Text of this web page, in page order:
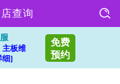
查询
主板维
细]
免费
预约